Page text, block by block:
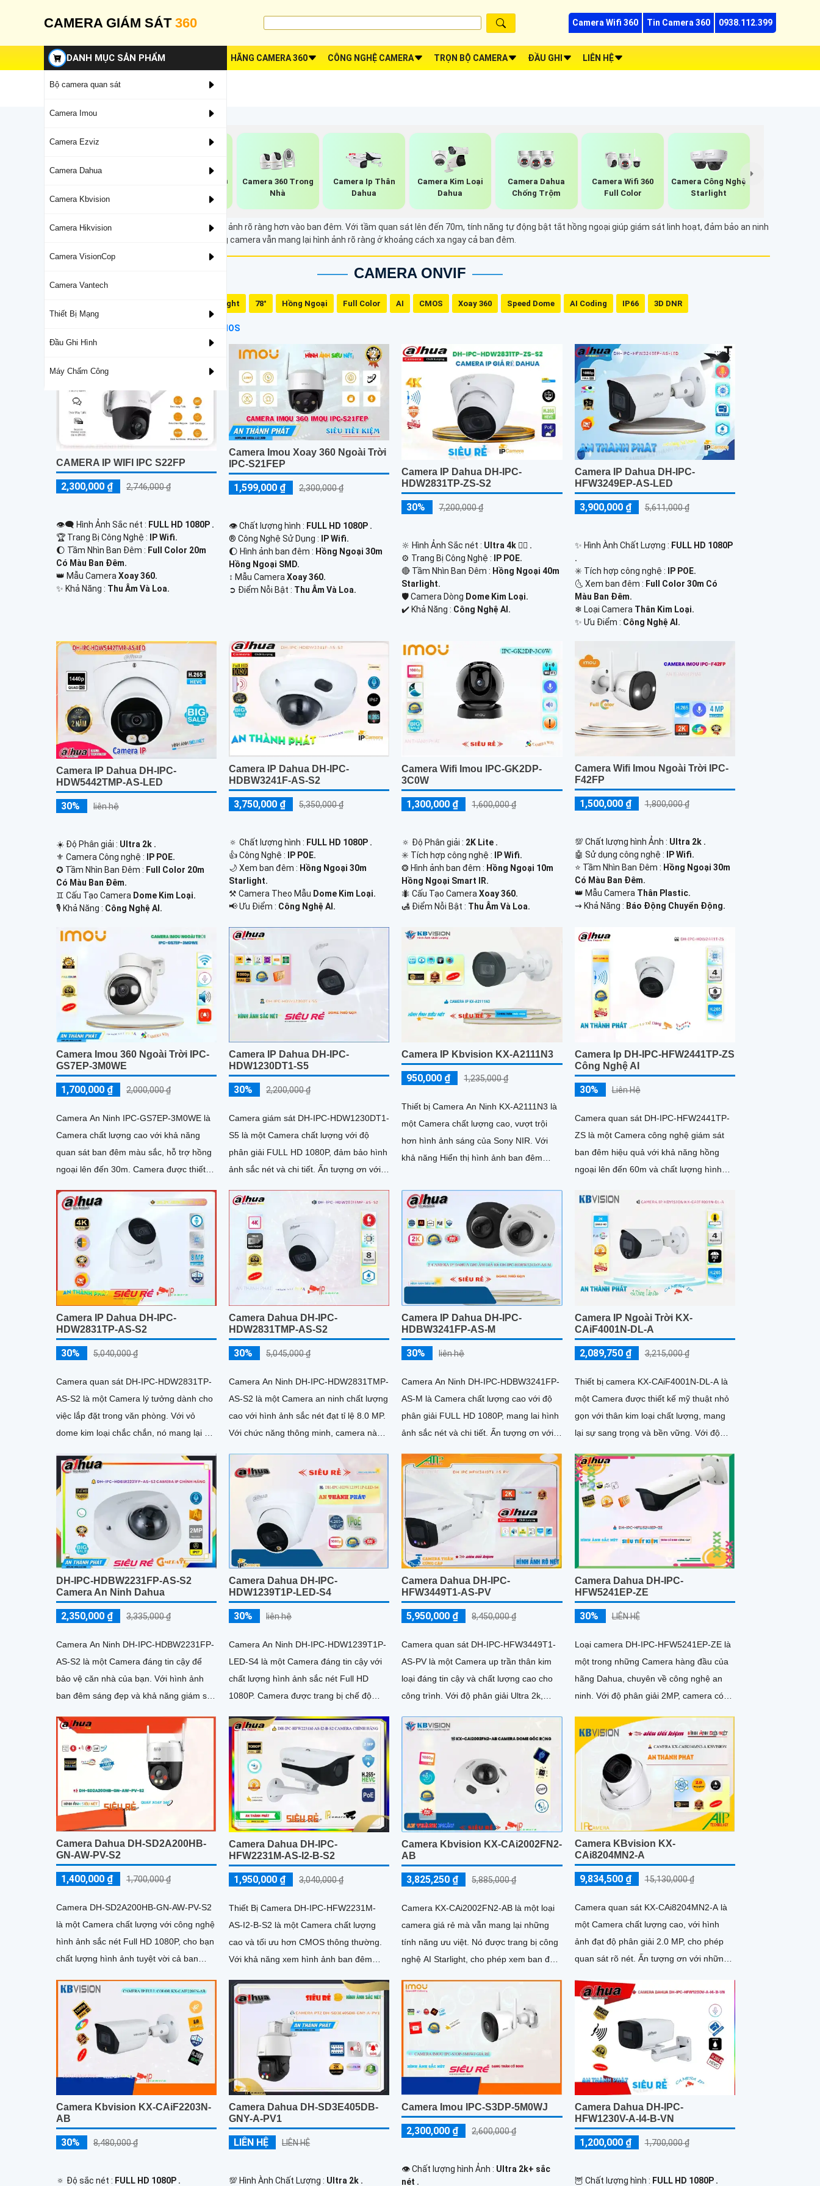
CAMERA GIÁM SÁT 360 Camera Wifi 360 Tin Camera 360 0938.112.399
DANH MỤC SẢN PHẨM
Bộ camera quan sát
Camera Imou
Camera Ezviz
Camera Dahua
Camera Kbvision
Camera Hikvision
Camera VisionCop
Camera Vantech
Thiết Bị Mạng
Đầu Ghi Hình
Máy Chấm Công
HÃNG CAMERA 360 CÔNG NGHỆ CAMERA TRỌN BỘ CAMERA ĐẦU GHI LIÊN HỆ
Camera Wifi Dahua
Camera 360 Trong
Nhà
Camera Ip Thân
Dahua
Camera Kim Loại
Dahua
Camera Dahua
Chống Trộm
Camera Wifi 360
Full Color
Camera Công Nghệ
Starlight
Camera hồng ngoại 70m cho phép ghi lại hình ảnh rõ ràng hơn vào ban đêm. Với tầm quan sát lên đến 70m, tính năng tự động bật tắt hồng ngoại giúp giám sát linh hoạt, đảm bảo an ninh
24/7, tuy hình ảnh ghi hình là trắng đen nhưng camera vẫn mang lại hình ảnh rõ ràng ở khoảng cách xa ngay cả ban đêm.
CAMERA ONVIF
Dual Light 78° Hồng Ngoại Full Color AI CMOS Xoay 360 Speed Dome AI Coding IP66 3D DNR
Camera Sử Dụng Chip Progressive Scan CMOS
CAMERA IP WIFI IPC S22FP
2,300,000 ₫ 2,746,000 ₫
👁️‍🗨 Hình Ảnh Sắc nét : FULL HD 1080P .
🏆 Trang Bị Công Nghệ :
IP Wifi.
🌔 Tầm Nhìn Ban Đêm : Full Color 20m
Có Màu Ban Đêm.
👑 Mẫu Camera Xoay 360.
️✨ Khả Năng : Thu Âm Và Loa.
Camera Imou Xoay 360 Ngoài Trời
IPC-S21FEP
1,599,000 ₫ 2,300,000 ₫
👁 Chất lượng hình : FULL HD 1080P .
®️ Công Nghệ Sử Dụng :
IP Wifi.
🌔 Hình ảnh ban đêm : Hồng Ngoại 30m
Hồng Ngoại SMD.
↕️ Mẫu CameraXoay 360.
️➲ Điểm Nỗi Bật : Thu Âm Và Loa.
Camera IP Dahua DH-IPC-
HDW2831TP-ZS-S2
30% 7,200,000 ₫
🔆 Hình Ảnh Sắc nét : Ultra 4k 👍🏾 .
⚙ Trang Bị Công Nghệ :
IP POE.
🔴 Tầm Nhìn Ban Đêm : Hồng Ngoại 40m
Starlight.
🛡 Camera Dòng Dome Kim Loại.
️✔️ Khả Năng : Công Nghệ AI.
Camera IP Dahua DH-IPC-
HFW3249EP-AS-LED
3,900,000 ₫ 5,611,000 ₫
✨ Hình Ành Chất Lượng : FULL HD 1080P
.
✳️ Tích hợp công nghệ :
IP POE.
🌜 Xem ban đêm : Full Color 30m Có
Màu Ban Đêm.
❄ Loại Camera Thân Kim Loại.
️✨ Ưu Điểm : Công Nghệ AI.
Camera IP Dahua DH-IPC-
HDW5442TMP-AS-LED
30% liên hệ
☀️ Độ Phân giải : Ultra 2k .
⚜️ Camera Công nghệ :
IP POE.
✪ Tầm Nhìn Ban Đêm : Full Color 20m
Có Màu Ban Đêm.
♊ Cấu Tạo Camera Dome Kim Loại.
️🎙 Khả Năng : Công Nghệ AI.
Camera IP Dahua DH-IPC-
HDBW3241F-AS-S2
3,750,000 ₫ 5,350,000 ₫
🔅 Chất lượng hình : FULL HD 1080P .
👍 Công Nghệ :
IP POE.
🌙 Xem ban đêm : Hồng Ngoại 30m
Starlight.
⚒ Camera Theo Mẫu Dome Kim Loại.
️📢 Ưu Điểm : Công Nghệ AI.
Camera Wifi Imou IPC-GK2DP-
3C0W
1,300,000 ₫ 1,600,000 ₫
🔅 Độ Phân giải : 2K Lite .
✳️ Tích hợp công nghệ :
IP Wifi.
❂ Hình ảnh ban đêm : Hồng Ngoại 10m
Hồng Ngoại Smart IR.
🐜 Cấu Tạo CameraXoay 360.
️🛃 Điểm Nỗi Bật : Thu Âm Và Loa.
Camera Wifi Imou Ngoài Trời IPC-
F42FP
1,500,000 ₫ 1,800,000 ₫
💯 Chất lượng hình Ảnh : Ultra 2k .
🤖️ Sử dụng công nghệ :
IP Wifi.
⭐ Tầm Nhìn Ban Đêm : Hồng Ngoại 30m
Có Màu Ban Đêm.
👑 Mẫu Camera Thân Plastic.
️⇝ Khả Năng : Báo Động Chuyển Động.
Camera Imou 360 Ngoài Trời IPC-
GS7EP-3M0WE
1,700,000 ₫ 2,000,000 ₫
Camera An Ninh IPC-GS7EP-3M0WE là
Camera chất lượng cao với khả năng
quan sát ban đêm màu sắc, hỗ trợ hồng
ngoại lên đến 30m. Camera được thiết
năng xoay 360 độ cho góc nhìn toàn diện
Camera IP Dahua DH-IPC-
HDW1230DT1-S5
30% 2,200,000 ₫
Camera giám sát DH-IPC-HDW1230DT1-
S5 là một Camera chất lượng với độ
phân giải FULL HD 1080P, đảm bảo hình
ảnh sắc nét và chi tiết. Ấn tượng ơn với
Camera IP Kbvision KX-A2111N3
950,000 ₫ 1,235,000 ₫
Thiết bị Camera An Ninh KX-A2111N3 là
một Camera chất lượng cao, vượt trội
hơn hình ảnh sáng của Sony NIR. Với
khả năng Hiển thị hình ảnh ban đêm
ảnh sắc nét và chất lượng với độ phân
giải FULL HD 1080P
Camera Ip DH-IPC-HFW2441TP-ZS
Công Nghệ AI
30% Liên Hệ
Camera quan sát DH-IPC-HFW2441TP-
ZS là một Camera công nghệ giám sát
ban đêm hiệu quả với khả năng hồng
ngoại lên đến 60m và chất lượng hình
nghệ...
Camera IP Dahua DH-IPC-
HDW2831TP-AS-S2
30% 5,040,000 ₫
Camera quan sát DH-IPC-HDW2831TP-
AS-S2 là một Camera lý tưởng dành cho
việc lắp đặt trong văn phòng. Với vỏ
dome kim loại chắc chắn, nó mang lại sự
người dùng
Camera Dahua DH-IPC-
HDW2831TMP-AS-S2
30% 5,045,000 ₫
Camera An Ninh DH-IPC-HDW2831TMP-
AS-S2 là một Camera an ninh chất lượng
cao với hình ảnh sắc nét đạt tỉ lệ 8.0 MP.
Với chức năng thông minh, camera này
Camera IP Dahua DH-IPC-
HDBW3241FP-AS-M
30% liên hệ
Camera An Ninh DH-IPC-HDBW3241FP-
AS-M là Camera chất lượng cao với độ
phân giải FULL HD 1080P, mang lai hình
ảnh sắc nét và chi tiết. Ấn tượng ơn với
Camera IP Ngoài Trời KX-
CAiF4001N-DL-A
2,089,750 ₫ 3,215,000 ₫
Thiết bị camera KX-CAiF4001N-DL-A là
một Camera được thiết kế mỹ thuật nhỏ
gọn với thân kim loại chất lượng, mang
lại sự sang trọng và bền vững. Với độ
ảnh rõ nét và chi tiết
DH-IPC-HDBW2231FP-AS-S2
Camera An Ninh Dahua
2,350,000 ₫ 3,335,000 ₫
Camera An Ninh DH-IPC-HDBW2231FP-
AS-S2 là một Camera đáng tin cậy để
bảo vệ căn nhà của bạn. Với hình ảnh
ban đêm sáng đẹp và khả năng giám sát
Ngoại, bạn có thể yên tâm khi ngủ
Camera Dahua DH-IPC-
HDW1239T1P-LED-S4
30% liên hệ
Camera An Ninh DH-IPC-HDW1239T1P-
LED-S4 là một Camera đáng tin cậy với
chất lượng hình ảnh sắc nét Full HD
1080P. Camera được trang bị chế độ
quan sát trong điều kiện ánh sáng yếu
Camera Dahua DH-IPC-
HFW3449T1-AS-PV
5,950,000 ₫ 8,450,000 ₫
Camera quan sát DH-IPC-HFW3449T1-
AS-PV là một Camera up trần thân kim
loại đáng tin cậy và chất lượng cao cho
công trình. Với độ phân giải Ultra 2k,
và chi tiết
Camera Dahua DH-IPC-
HFW5241EP-ZE
30% LIÊN HỆ
Loại camera DH-IPC-HFW5241EP-ZE là
một trong những Camera hàng đầu của
hãng Dahua, chuyên về công nghệ an
ninh. Với độ phân giải 2MP, camera có
rõ nét và chi tiết
Camera Dahua DH-SD2A200HB-
GN-AW-PV-S2
1,400,000 ₫ 1,700,000 ₫
Camera DH-SD2A200HB-GN-AW-PV-S2
là một Camera chất lượng với công nghệ
hình ảnh sắc nét Full HD 1080P, cho bạn
chất lượng hình ảnh tuyệt vời cả ban
những thông số là camera này có khả
năng hiển thị hình ảnh màu sắc đầy đủ
trong khoảng cách 30m vào ban đêm
Camera Dahua DH-IPC-
HFW2231M-AS-I2-B-S2
1,950,000 ₫ 3,040,000 ₫
Thiết Bị Camera DH-IPC-HFW2231M-
AS-I2-B-S2 là một Camera chất lượng
cao và tối ưu hơn CMOS thông thường.
Với khả năng xem hình ảnh ban đêm
50m, hình ảnh rõ nét và sắc sảo với độ
phân giải Full HD 1080P
Camera Kbvision KX-CAi2002FN2-
AB
3,825,250 ₫ 5,885,000 ₫
Camera KX-CAi2002FN2-AB là một loại
camera giá rẻ mà vẫn mang lại những
tính năng ưu việt. Nó được trang bị công
nghệ AI Starlight, cho phép xem ban đêm
nét
Camera KBvision KX-
CAi8204MN2-A
9,834,500 ₫ 15,130,000 ₫
Camera quan sát KX-CAi8204MN2-A là
một Camera chất lượng cao, với hình
ảnh đạt độ phân giải 2.0 MP, cho phép
quan sát rõ nét. Ấn tượng ơn với những
Camera Kbvision KX-CAiF2203N-
AB
30% 8,480,000 ₫
🔅 Độ sắc nét : FULL HD 1080P .
Camera Dahua DH-SD3E405DB-
GNY-A-PV1
LIÊN HỆ LIÊN HỆ
💯 Hình Ành Chất Lượng : Ultra 2k .
Camera Imou IPC-S3DP-5M0WJ
2,300,000 ₫ 2,600,000 ₫
👁 Chất lượng hình Ảnh : Ultra 2k+ sắc
nét .
Camera Dahua DH-IPC-
HFW1230V-A-I4-B-VN
1,200,000 ₫ 1,700,000 ₫
🦉 Chất lượng hình : FULL HD 1080P .